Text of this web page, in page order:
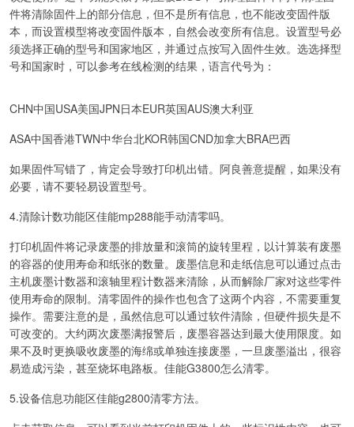
件将清除固件上的部分信息，但不是所有信息，也不能改变固件版
本，而设置模型将改变固件版本，自然会改变所有信息。设置型号必
须选择正确的型号和国家地区，并通过点按写入固件生效。选选择型
号和国家时，可以参考在线检测的结果，语言代号为：
CHN中国USA美国JPN日本EUR英国AUS澳大利亚
ASA中国香港TWN中华台北KOR韩国CND加拿大BRA巴西
如果固件写错了，肯定会导致打印机出错。阿良善意提醒，如果没有
必要，请不要轻易设置型号。
4.清除计数功能区佳能mp288能手动清零吗。
打印机固件将记录废墨的排放量和滚筒的旋转里程，以计算装有废墨
的容器的使用寿命和纸张的数量。废墨信息和走纸信息可以通过点击
主机废墨计数器和滚轴里程计数器来清除，从而解除厂家对这些零件
使用寿命的限制。清零固件的操作也包含了这两个内容，不需要重复
操作。需要注意的是，虽然信息可以通过软件清除，但硬件损失是不
可改变的。大约两次废墨满报警后，废墨容器达到最大使用限度。如
果不及时更换吸收废墨的海绵或单独连接废墨，一旦废墨溢出，很容
易造成污染，甚至烧坏电路板。佳能G3800怎么清零。
5.设备信息功能区佳能g2800清零方法。